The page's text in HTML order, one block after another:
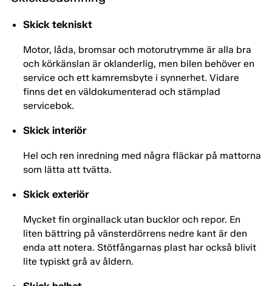
Skick tekniskt
Motor, låda, bromsar och motorutrymme är alla bra
och körkänslan är oklanderlig, men bilen behöver en
service och ett kamremsbyte i synnerhet. Vidare
finns det en väldokumenterad och stämplad
servicebok.
Skick interiör
Hel och ren inredning med några fläckar på mattorna
som lätta att tvätta.
Skick exteriör
Mycket fin orginallack utan bucklor och repor. En
liten bättring på vänsterdörrens nedre kant är den
enda att notera. Stötfångarnas plast har också blivit
lite typiskt grå av åldern.